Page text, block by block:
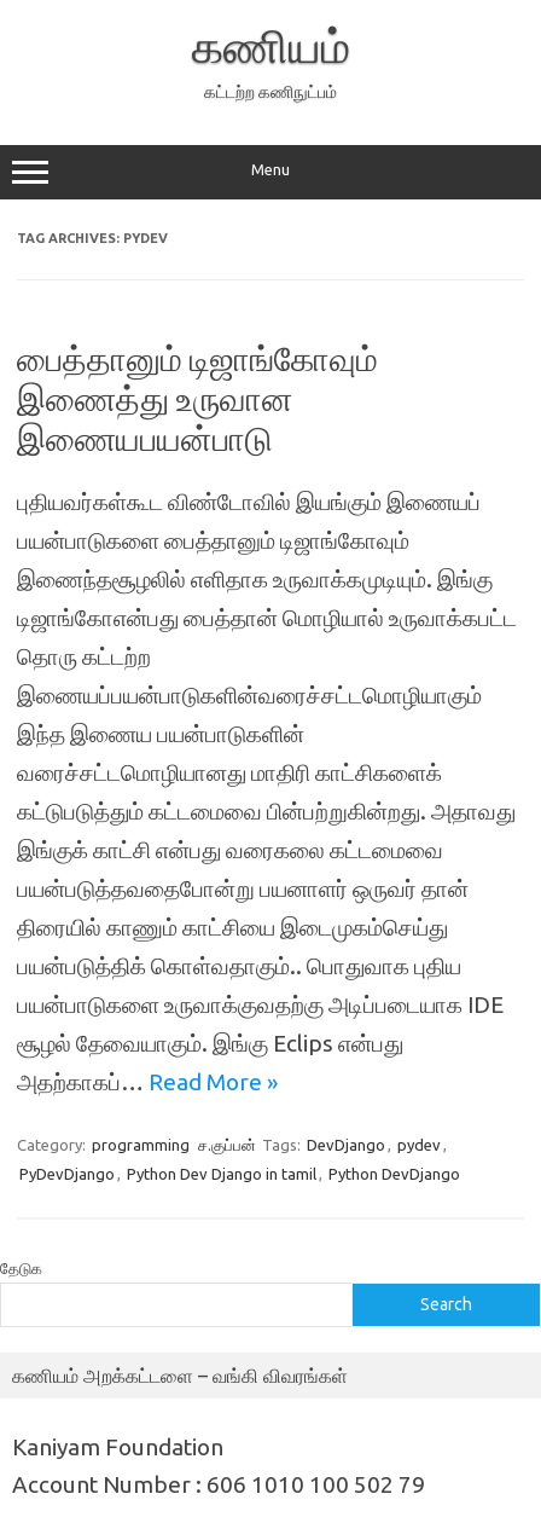
கணியம்
கட்டற்ற கணிநுட்பம்
Menu
TAG ARCHIVES: PYDEV
பைத்தானும் டிஜாங்கோவும்
இணைத்து உருவான
இணையபயன்பாடு
புதியவர்கள்கூட விண்டோவில் இயங்கும் இணையப்
பயன்பாடுகளை பைத்தானும் டிஜாங்கோவும்
இணைந்தசூழலில் எளிதாக உருவாக்கமுடியும். இங்கு
டிஜாங்கோஎன்பது பைத்தான் மொழியால் உருவாக்கபட்ட
தொரு கட்டற்ற
இணையப்பயன்பாடுகளின்வரைச்சட்டமொழியாகும்
இந்த இணைய பயன்பாடுகளின்
வரைச்சட்டமொழியானது மாதிரி காட்சிகளைக்
கட்டுபடுத்தும் கட்டமைவை பின்பற்றுகின்றது. அதாவது
இங்குக் காட்சி என்பது வரைகலை கட்டமைவை
பயன்படுத்தவதைபோன்று பயனாளர் ஒருவர் தான்
திரையில் காணும் காட்சியை இடைமுகம்செய்து
பயன்படுத்திக் கொள்வதாகும்.. பொதுவாக புதிய
பயன்பாடுகளை உருவாக்குவதற்கு அடிப்படையாக IDE
சூழல் தேவையாகும். இங்கு Eclips என்பது
அதற்காகப்… Read More »
Category: programming ச.குப்பன் Tags: DevDjango , pydev,
PyDevDjango , Python Dev Django in tamil, Python DevDjango
தேடுக
Search
கணியம் அறக்கட்டளை – வங்கி விவரங்கள்
Kaniyam Foundation
Account Number : 606 1010 100 502 79